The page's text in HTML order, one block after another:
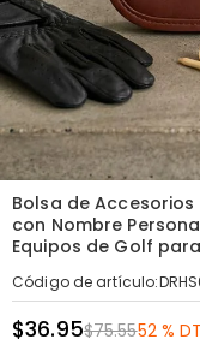
Bolsa de
con Nombre
Equipos de Golf
Código de artículo:
$36.95$75.5552 %